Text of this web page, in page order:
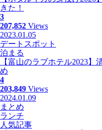
きた！
3
207,852 Views
2023.01.05
デートスポット
泊まる
【富山のラブホテル2023
め
4
203,849 Views
2024.01.09
まとめ
ランチ
人気記事